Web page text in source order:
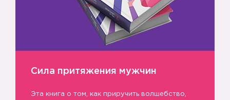
Сила притяжения мужчин
Эта книга о том, как приручить волшебство,